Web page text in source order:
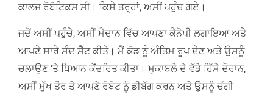
ਕਾਲਜ ਰੋਬੋਟਿਕਸ ਸੀ। ਕਿਸੇ ਤਰ੍ਹਾਂ, ਅਸੀਂ ਪਹੁੰਚ ਗਏ।
ਜਦੋਂ ਅਸੀਂ ਪਹੁੰਚੇ, ਅਸੀਂ ਮੈਦਾਨ ਵਿੱਚ ਆਪਣਾ ਕੈਨੋਪੀ ਲਗਾਇਆ ਅਤੇ
ਆਪਣੇ ਸਾਰੇ ਸੰਦ ਸੈੱਟ ਕੀਤੇ। ਮੈਂ ਕੋਡ ਨੂੰ ਅੰਤਿਮ ਰੂਪ ਦੇਣ ਅਤੇ ਉਸਨੂੰ
ਚਲਾਉਣ ‘ਤੇ ਧਿਆਨ ਕੇਂਦਰਿਤ ਕੀਤਾ। ਮੁਕਾਬਲੇ ਦੇ ਵੱਡੇ ਹਿੱਸੇ ਦੌਰਾਨ,
ਅਸੀਂ ਮੁੱਖ ਤੌਰ ਤੇ ਆਪਣੇ ਰੋਬੋਟ ਨੂੰ ਡੀਬੱਗ ਕਰਨ ਅਤੇ ਉਸਨੂੰ ਚੰਗੀ